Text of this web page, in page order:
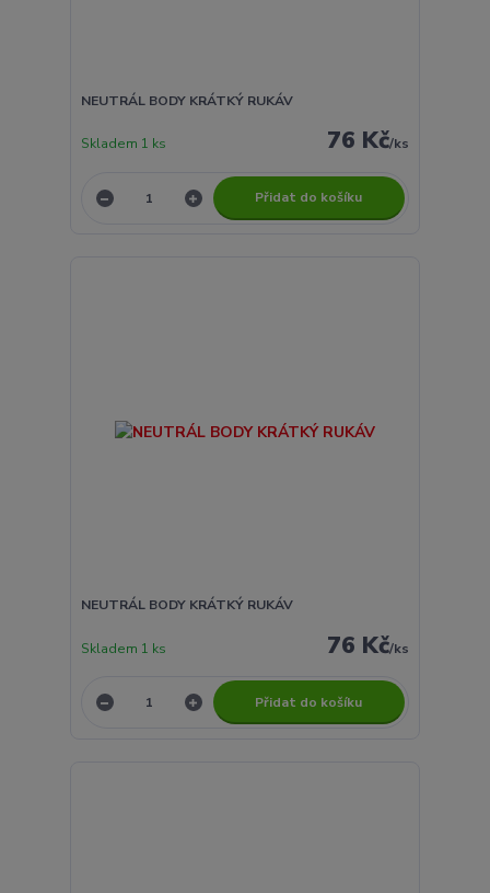
NEUTRÁL BODY KRÁTKÝ RUKÁV
76 Kč/ks
Skladem 1 ks
Přidat do košíku
NEUTRÁL BODY KRÁTKÝ RUKÁV
76 Kč/ks
Skladem 1 ks
Přidat do košíku